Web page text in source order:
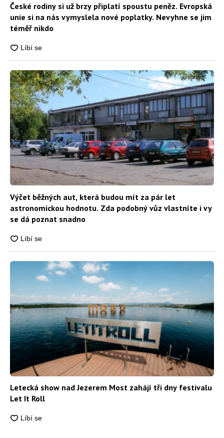
České rodiny si už brzy připlatí spoustu peněz. Evropská
unie si na nás vymyslela nové poplatky. Nevyhne se jim
téměř nikdo
Výčet běžných aut, která budou mít za pár let
astronomickou hodnotu. Zda podobný vůz vlastníte i vy
se dá poznat snadno
Letecká show nad Jezerem Most zahájí tři dny festivalu
Let It Roll